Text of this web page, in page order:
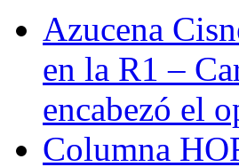
Azucena
en la R1 –
encabezó el
Columna